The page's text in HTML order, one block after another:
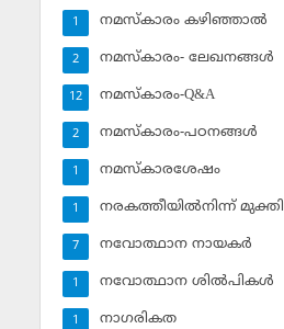
നമസ്‌കാരം കഴിഞ്ഞാല്‍
1
നമസ്‌കാരം- ലേഖനങ്ങള്‍
2
നമസ്‌കാരം-Q&A
12
നമസ്‌കാരം-പഠനങ്ങള്‍
2
നമസ്‌കാരശേഷം
1
നരകത്തീയില്‍നിന്ന് മുക്തി
1
നവോത്ഥാന നായകര്‍
7
നവോത്ഥാന ശില്‍പികള്‍
1
നാഗരികത
1